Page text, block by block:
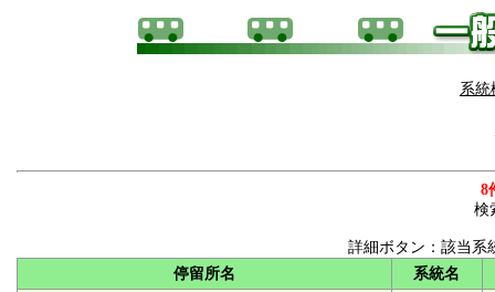
系統
8
検
詳細ボタン：該当系
停留所名
系統名